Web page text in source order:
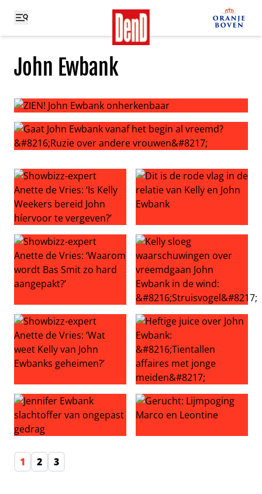
John Ewbank
ZIEN! John Ewbank onherkenbaar
Showbizz-expert Anette de Vries: ‘Is Kelly Weekers
Dit is de rode vlag in de
Showbizz-expert Anette de Vries: ‘Waarom wordt Bas
Kelly sloeg waarschuwingen
Showbizz-expert Anette de Vries: ‘Wat weet Kelly van
Heftige juice over John
1
2 3